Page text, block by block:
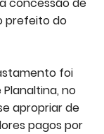
prefeito do
foi
no
apropriar de
pagos por